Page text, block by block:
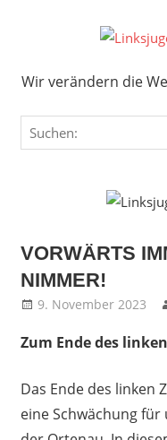
Wir verändern die
VORWÄRTS
NIMMER!
9. November 2023
Zum Ende des
Das Ende des linken
eine Schwächung